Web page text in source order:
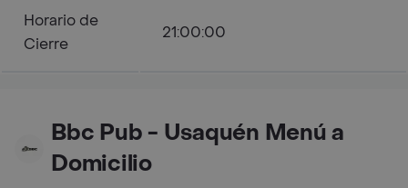
Horario de
Cierre
21:00:00
Bbc Pub - Usaquén Menú a
Domicilio